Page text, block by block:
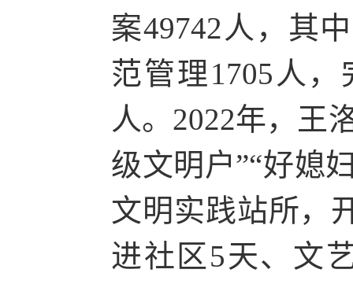
案49742人，其
范管理1705人
人。2022年，王
级文明户”“好媳
文明实践站所，
进社区5天、文